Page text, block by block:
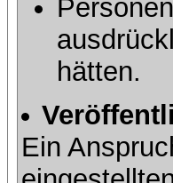
hätten.
Ein